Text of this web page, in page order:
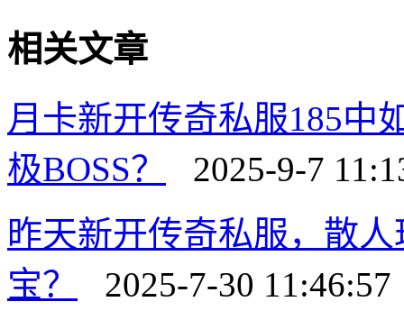
相关文章
月卡新开传奇私服185中
极BOSS？
2025-9-7
昨天新开传奇私服，散
宝？
2025-7-30 11:46:57